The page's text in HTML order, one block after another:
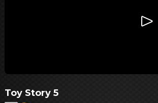
Toy Story 5